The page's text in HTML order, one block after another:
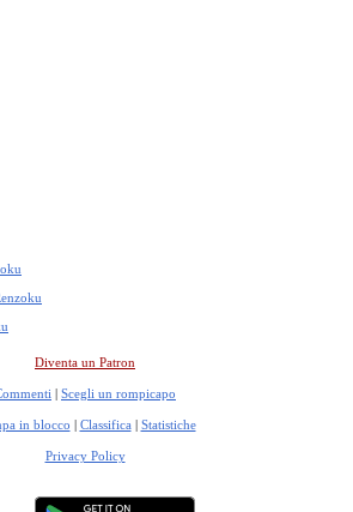
Diventa un Patron
| Scegli un rompicapo
in blocco | Classifica | Statistiche
Privacy Policy